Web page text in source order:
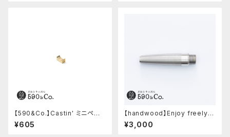
【590&Co.】Castin' ミニペン
枕 (S)
¥605
【handwood】Enjoy freely
前軸・滑り止め(ステンレス)
¥3,000